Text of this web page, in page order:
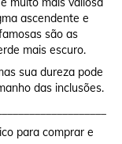
ascendente e
são as
mais escuro.
sua dureza pode
das inclusões.
para comprar e